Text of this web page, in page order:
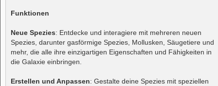
Funktionen
Neue Spezies: Entdecke und interagiere mit mehreren neuen
Spezies, darunter gasförmige Spezies, Mollusken, Säugetiere und
mehr, die alle ihre einzigartigen Eigenschaften und Fähigkeiten in
die Galaxie einbringen.
Erstellen und Anpassen: Gestalte deine Spezies mit speziellen